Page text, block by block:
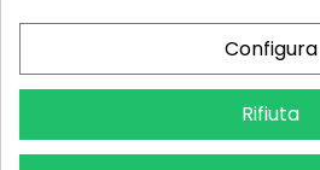
Configura
Rifiuta